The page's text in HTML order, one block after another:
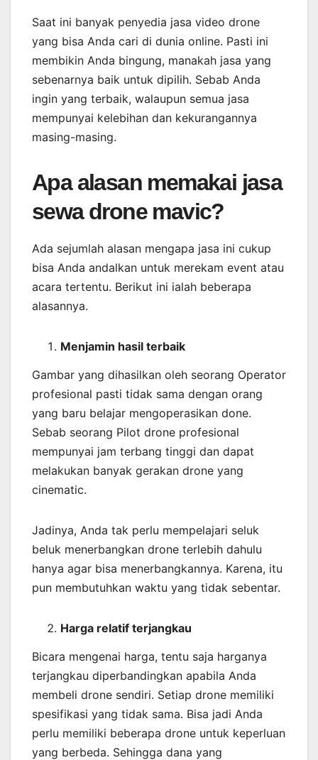
Saat ini banyak penyedia jasa video drone
yang bisa Anda cari di dunia online. Pasti ini
membikin Anda bingung, manakah jasa yang
sebenarnya baik untuk dipilih. Sebab Anda
ingin yang terbaik, walaupun semua jasa
mempunyai kelebihan dan kekurangannya
masing-masing.
Apa alasan memakai jasa
sewa drone mavic?
Ada sejumlah alasan mengapa jasa ini cukup
bisa Anda andalkan untuk merekam event atau
acara tertentu. Berikut ini ialah beberapa
alasannya.
Menjamin hasil terbaik
Gambar yang dihasilkan oleh seorang Operator
profesional pasti tidak sama dengan orang
yang baru belajar mengoperasikan done.
Sebab seorang Pilot drone profesional
mempunyai jam terbang tinggi dan dapat
melakukan banyak gerakan drone yang
cinematic.
Jadinya, Anda tak perlu mempelajari seluk
beluk menerbangkan drone terlebih dahulu
hanya agar bisa menerbangkannya. Karena, itu
pun membutuhkan waktu yang tidak sebentar.
Harga relatif terjangkau
Bicara mengenai harga, tentu saja harganya
terjangkau diperbandingkan apabila Anda
membeli drone sendiri. Setiap drone memiliki
spesifikasi yang tidak sama. Bisa jadi Anda
perlu memiliki beberapa drone untuk keperluan
yang berbeda. Sehingga dana yang